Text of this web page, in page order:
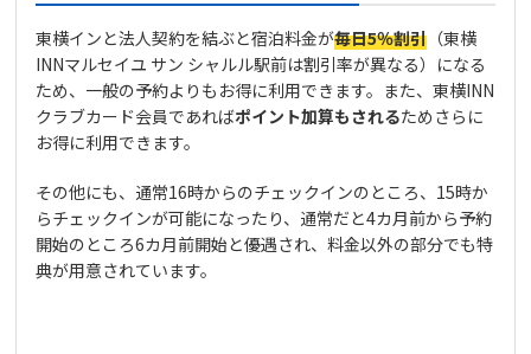
東横インと法人契約を結ぶと宿泊料金が毎日5％割引 （東横
INNマルセイユ サン シャルル駅前は割引率が異なる）になる
ため、一般の予約よりもお得に利用できます。また、東横INN
クラブカード会員であればポイント加算もされるためさらに
お得に利用できます。
その他にも、通常16時からのチェックインのところ、15時か
らチェックインが可能になったり、通常だと4カ月前から予約
開始のところ6カ月前開始と優遇され、料金以外の部分でも特
典が用意されています。